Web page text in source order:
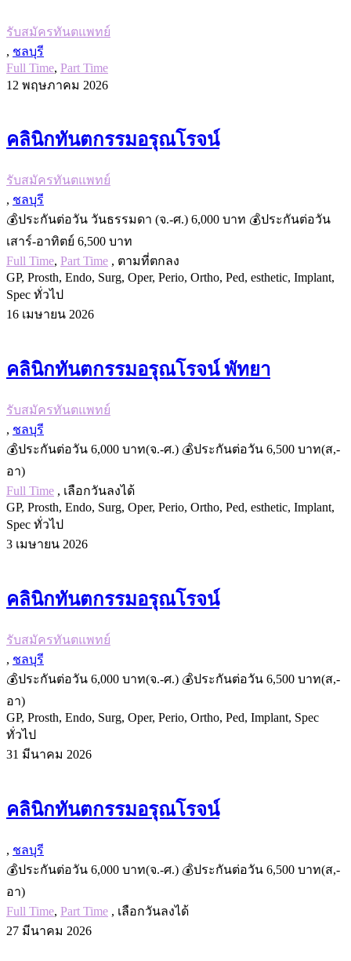
รับสมัครทันตแพทย์
, ชลบุรี
Full Time, Part Time
12 พฤษภาคม 2026
คลินิกทันตกรรมอรุณโรจน์
รับสมัครทันตแพทย์
, ชลบุรี
💰ประกันต่อวัน วันธรรมดา (จ.-ศ.) 6,000 บาท 💰ประกันต่อวัน
เสาร์-อาทิตย์ 6,500 บาท
Full Time, Part Time , ตามที่ตกลง
GP, Prosth, Endo, Surg, Oper, Perio, Ortho, Ped, esthetic, Implant,
Spec ทั่วไป
16 เมษายน 2026
คลินิกทันตกรรมอรุณโรจน์ พัทยา
รับสมัครทันตแพทย์
, ชลบุรี
💰ประกันต่อวัน 6,000 บาท(จ.-ศ.) 💰ประกันต่อวัน 6,500 บาท(ส,-
อา)
Full Time , เลือกวันลงได้
GP, Prosth, Endo, Surg, Oper, Perio, Ortho, Ped, esthetic, Implant,
Spec ทั่วไป
3 เมษายน 2026
คลินิกทันตกรรมอรุณโรจน์
รับสมัครทันตแพทย์
, ชลบุรี
💰ประกันต่อวัน 6,000 บาท(จ.-ศ.) 💰ประกันต่อวัน 6,500 บาท(ส,-
อา)
GP, Prosth, Endo, Surg, Oper, Perio, Ortho, Ped, Implant, Spec
ทั่วไป
31 มีนาคม 2026
คลินิกทันตกรรมอรุณโรจน์
, ชลบุรี
💰ประกันต่อวัน 6,000 บาท(จ.-ศ.) 💰ประกันต่อวัน 6,500 บาท(ส,-
อา)
Full Time, Part Time , เลือกวันลงได้
27 มีนาคม 2026